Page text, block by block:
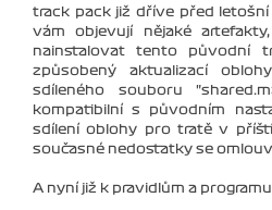
track pack již dříve před
vám objevují nějaké
nainstalovat tento původní
způsobený aktualizací
sdíleného souboru
kompatibilní s původním
sdílení oblohy pro tratě v
současné nedostatky se
A nyní již k pravidlům a